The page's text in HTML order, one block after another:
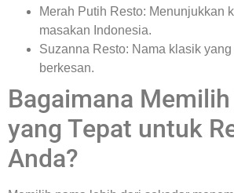
Merah Putih Resto: Menunjukkan
masakan Indonesia.
Suzanna Resto: Nama klasik
berkesan.
Bagaimana
yang Tepat untuk
Anda?